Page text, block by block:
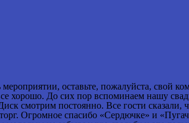
оставьте, пожалуйста, свой
хорошо. До сих пор вспоминаем нашу
смотрим постоянно. Все гости сказали,
Огромное спасибо «Сердючке» и